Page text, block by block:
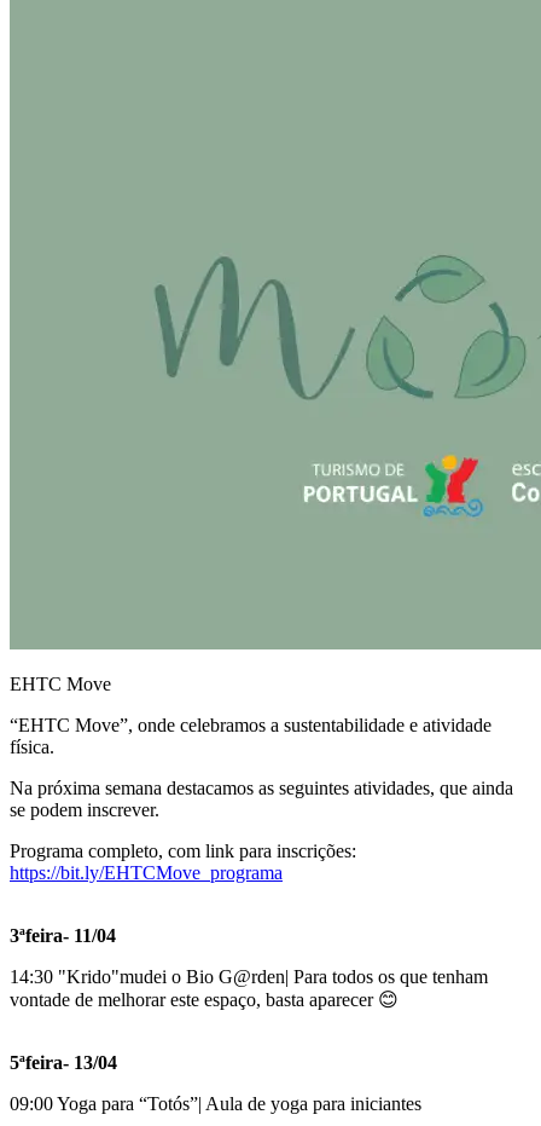
EHTC Move
“EHTC Move”, onde celebramos a sustentabilidade e atividade
física.
Na próxima semana destacamos as seguintes atividades, que ainda
se podem inscrever.
Programa completo, com link para inscrições:
https://bit.ly/EHTCMove_programa
3ªfeira- 11/04
14:30 "Krido"mudei o Bio G@rden| Para todos os que tenham
vontade de melhorar este espaço, basta aparecer 😊
5ªfeira- 13/04
09:00 Yoga para “Totós”| Aula de yoga para iniciantes